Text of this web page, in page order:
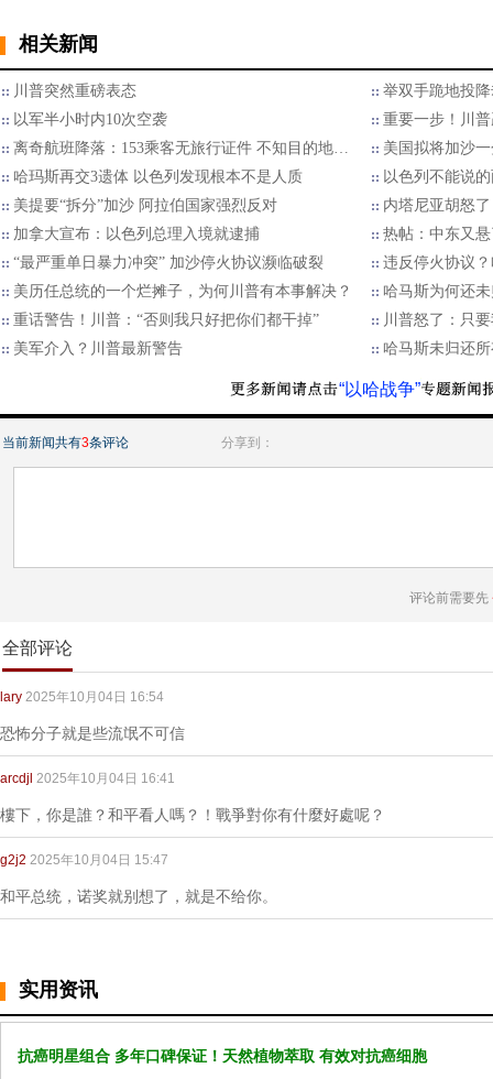
相关新闻
川普突然重磅表态
举双手跪地投
以军半小时内10次空袭
重要一步！川
离奇航班降落：153乘客无旅行证件 不知目的地…
美国拟将加沙
哈玛斯再交3遗体 以色列发现根本不是人质
以色列不能说
美提要“拆分”加沙 阿拉伯国家强烈反对
内塔尼亚胡怒
加拿大宣布：以色列总理入境就逮捕
热帖：中东又
“最严重单日暴力冲突” 加沙停火协议濒临破裂
违反停火协议
美历任总统的一个烂摊子，为何川普有本事解决？
哈马斯为何还
重话警告！川普：“否则我只好把你们都干掉”
川普怒了：只
美军介入？川普最新警告
哈马斯未归还
“以哈战争”
当前新闻共有3条评论 分享到：
评论前需要先
全部评论
lary 2025年10月04日 16:54
恐怖分子就是些流氓不可信
arcdjl 2025年10月04日 16:41
樓下，你是誰？和平看人嗎？！戰爭對你有什麼好處呢？
g2j2 2025年10月04日 15:47
和平总统，诺奖就别想了，就是不给你。
实用资讯
抗癌明星组合 多年口碑保证！天然植物萃取 有效对抗癌细胞